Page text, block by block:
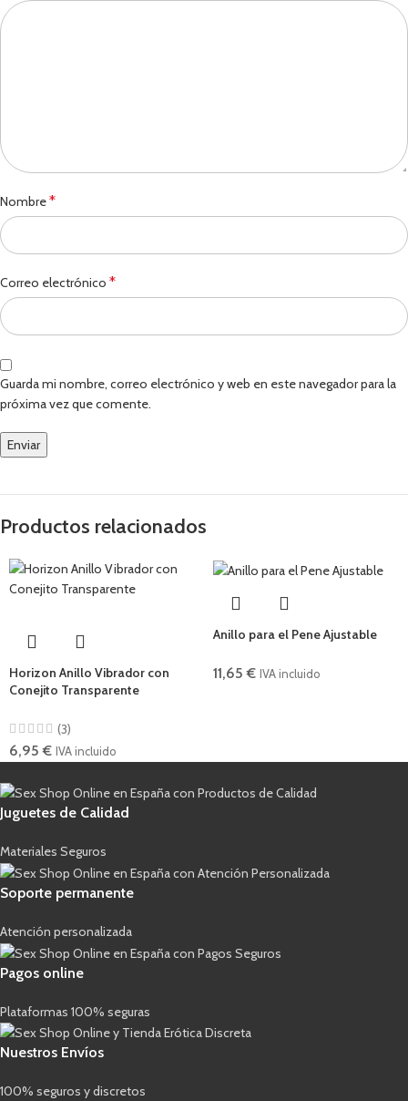
Nombre*
Correo electrónico *
Guarda mi nombre, correo electrónico y web en este navegador para la
próxima vez que comente.
Productos relacionados
Horizon Anillo Vibrador con
Conejito Transparente
(3)
6,95€ IVA incluido
Anillo para el Pene Ajustable
11,65€ IVA incluido
Juguetes de Calidad
Materiales Seguros
Soporte permanente
Atención personalizada
Pagos online
Plataformas 100% seguras
Nuestros Envíos
100% seguros y discretos